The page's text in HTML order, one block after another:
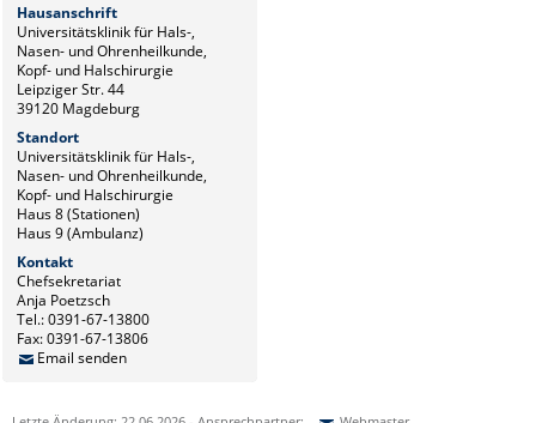
Hausanschrift
Universitätsklinik für Hals-,
Nasen- und Ohrenheilkunde,
Kopf- und Halschirurgie
Leipziger Str. 44
39120 Magdeburg
Standort
Universitätsklinik für Hals-,
Nasen- und Ohrenheilkunde,
Kopf- und Halschirurgie
Haus 8 (Stationen)
Haus 9 (Ambulanz)
Kontakt
Chefsekretariat
Anja Poetzsch
Tel.: 0391-67-13800
Fax: 0391-67-13806
Email senden